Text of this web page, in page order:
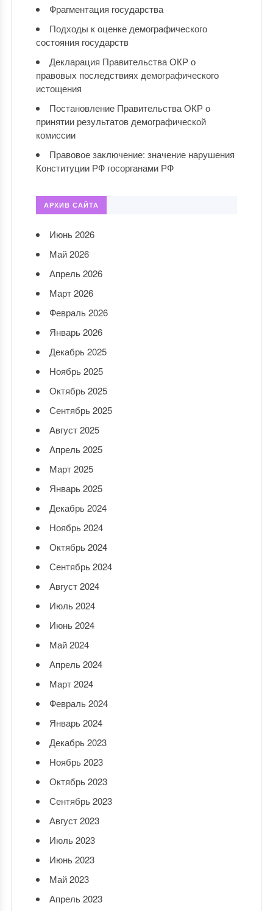
Фрагментация государства
Подходы к оценке демографического
состояния государств
Декларация Правительства ОКР о
правовых последствиях демографического
истощения
Постановление Правительства ОКР о
принятии результатов демографической
комиссии
Правовое заключение: значение нарушения
Конституции РФ госорганами РФ
АРХИВ САЙТА
Июнь 2026
Май 2026
Апрель 2026
Март 2026
Февраль 2026
Январь 2026
Декабрь 2025
Ноябрь 2025
Октябрь 2025
Сентябрь 2025
Август 2025
Апрель 2025
Март 2025
Январь 2025
Декабрь 2024
Ноябрь 2024
Октябрь 2024
Сентябрь 2024
Август 2024
Июль 2024
Июнь 2024
Май 2024
Апрель 2024
Март 2024
Февраль 2024
Январь 2024
Декабрь 2023
Ноябрь 2023
Октябрь 2023
Сентябрь 2023
Август 2023
Июль 2023
Июнь 2023
Май 2023
Апрель 2023